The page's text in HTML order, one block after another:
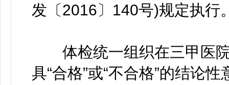
发〔2016〕140号)规定执行
体检统一组织在三甲医院
具“合格”或“不合格”的结论